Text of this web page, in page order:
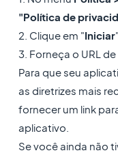
"Política de
2. Clique em "Iniciar"
3. Forneça o URL
Para que seu
as diretrizes mais
fornecer um link
aplicativo.
Se você ainda não